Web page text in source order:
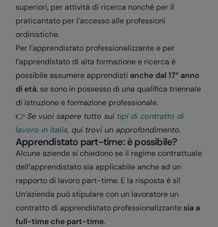
superiori, per attività di ricerca nonché per il
praticantato per l’accesso alle professioni
ordinistiche.
Per l’apprendistato professionalizzante e per
l’apprendistato di alta formazione e ricerca è
possibile assumere apprendisti anche dal 17° anno
di età, se sono in possesso di una qualifica triennale
di istruzione e formazione professionale.
👉 Se vuoi sapere tutto sui tipi di contratto di
lavoro in Italia, qui trovi un approfondimento.
Apprendistato part-time: è possibile?
Alcune aziende si chiedono se il regime contrattuale
dell’apprendistato sia applicabile anche ad un
rapporto di lavoro part-time. E la risposta è sì!
Un’azienda può stipulare con un lavoratore un
contratto di apprendistato professionalizzante sia a
full-time che part-time.